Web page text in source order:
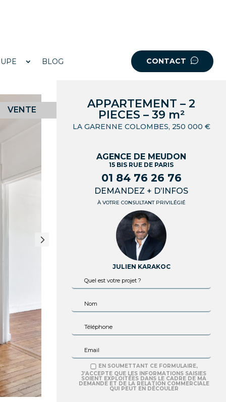
BLOG CONTACT
APPARTEMENT – 2
PIECES – 39 m²
LA GARENNE COLOMBES, 250 000 €
AGENCE DE MEUDON
15 BIS RUE DE PARIS
01 84 76 26 76
DEMANDEZ + D’INFOS
À VOTRE CONSULTANT PRIVILÉGIÉ
JULIEN KARAKOC
EN SOUMETTANT CE FORMULAIRE,
J’ACCEPTE QUE LES INFORMATIONS SAISIES
SOIENT EXPLOITÉES DANS LE CADRE DE MA
DEMANDE ET DE LA RELATION COMMERCIALE
QUI PEUT EN DÉCOULER
VENTE